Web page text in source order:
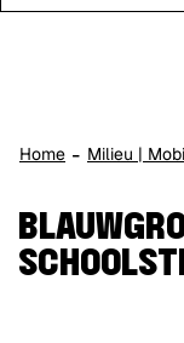
we je
Home Milieu |